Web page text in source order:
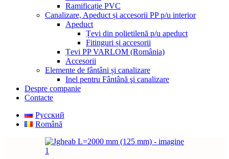
Ramificație PVC
Canalizare, Apeduct și accesorii PP p/u interior
Apeduct
Țevi din polietilenă p/u apeduct
Fitinguri și accesorii
Țevi PP VARLOM (România)
Accesorii
Elemente de fântâni și canalizare
Inel pentru Fântână şi canalizare
Despre companie
Contacte
Русский
Română